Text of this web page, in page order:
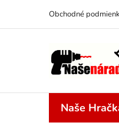
obsah
Obchodné
Naše